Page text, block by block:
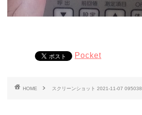
Pocket
HOME スクリーンショット 2021-11-07 095038